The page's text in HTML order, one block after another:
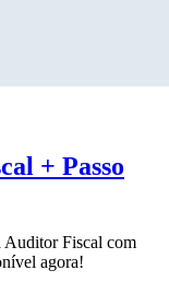
+ Passo
Auditor Fiscal com
agora!